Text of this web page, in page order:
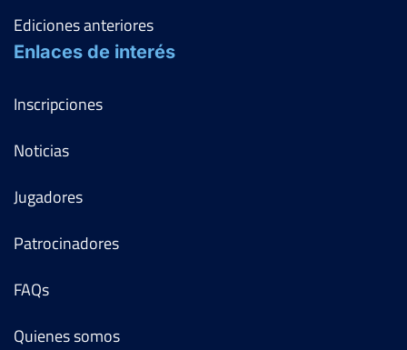
Ediciones anteriores
Enlaces de interés
Inscripciones
Noticias
Jugadores
Patrocinadores
FAQs
Quienes somos